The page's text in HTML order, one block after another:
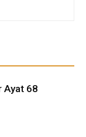
Ayat 68